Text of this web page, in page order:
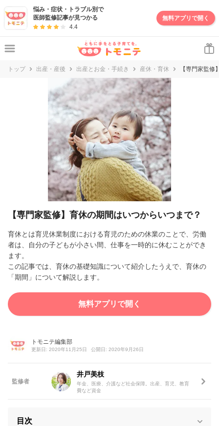
悩み・症状・トラブル別で
医師監修記事が見つかる
4.4
無料アプリで開く
トップ 出産・産後 出産とお金・手続き 産休・育休 【専門家監
【専門家監修】育休の期間はいつからいつまで？
育休とは育児休業制度における育児のための休業のことで、労働
者は、自分の子どもが小さい間、仕事を一時的に休むことができ
ます。
この記事では、育休の基礎知識について紹介したうえで、育休の
「期間」について解説します。
無料アプリで開く
トモニテ編集部
更新日: 2020年11月25日 公開日: 2020年9月26日
監修者
井戸美枝
年金、医療、介護など社会保障。出産、育児、教育
費など資金
目次
妊娠・出産・子育て情報サイト | トモニテ